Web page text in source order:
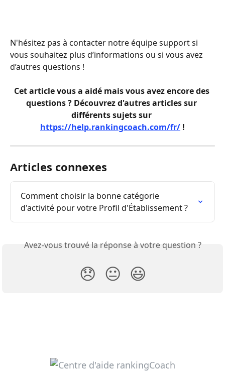
N'hésitez pas à contacter notre équipe support si
vous souhaitez plus d’informations ou si vous avez
d’autres questions !
Cet article vous a aidé mais vous avez encore des
questions ? Découvrez d'autres articles sur
différents sujets sur
https://help.rankingcoach.com/fr/ !
Articles connexes
Comment choisir la bonne catégorie
d'activité pour votre Profil d'Établissement ?
Avez-vous trouvé la réponse à votre question ?
😞 😐 😃